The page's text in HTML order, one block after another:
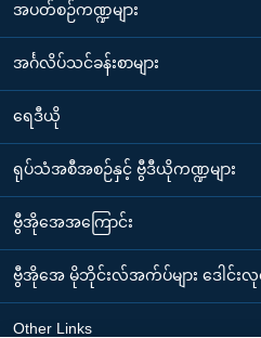
အပတ်စဉ်ကဏ္ဍများ
အင်္ဂလိပ်သင်ခန်းစာများ
ရေဒီယို
ရုပ်သံအစီအစဉ်နှင့် ဗွီဒီယိုကဏ္ဍများ
ဗွီအိုအေအကြောင်း
ဗွီအိုအေ မိုဘိုင်းလ်အက်ပ်များ ဒေါင်
Other Links